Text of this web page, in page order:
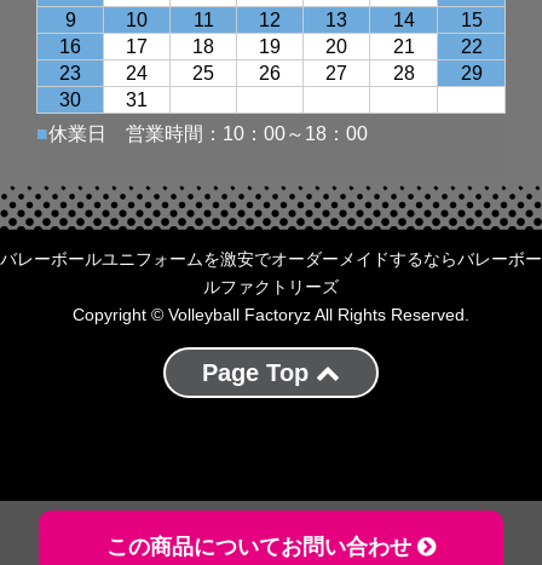
この商品についてお問い合わせ
バレーボールユニフォームを激安でオーダーメイドするならバレーボー
ルファクトリーズ
Copyright © Volleyball Factoryz All Rights Reserved.
Page Top